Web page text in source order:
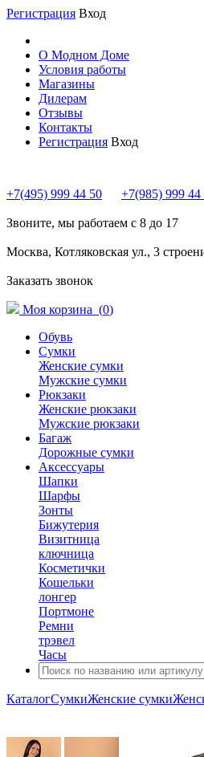
Регистрация Вход
О Модном Доме
Условия работы
Магазины
Дилерам
Отзывы
Контакты
Регистрация Вход
+7(495) 999 44 50 +7(985) 999 44
Звоните, мы работаем с 8 до 17
Москва, Котляковская ул., 3
Заказать звонок
Моя корзина (0)
Обувь
Сумки
Женские сумки
Мужские сумки
Рюкзаки
Женские рюкзаки
Мужские рюкзаки
Багаж
Дорожные сумки
Аксессуары
Шапки
Шарфы
Зонты
Бижутерия
Визитница
ключница
Косметички
Кошельки
лонгер
Портмоне
Ремни
трэвел
Часы
КаталогСумкиЖенские сумки